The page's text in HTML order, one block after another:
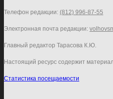
Телефон редакции: (812) 996-87-55
Электронная почта редакции:
Главный редактор Тарасова К.Ю.
Настоящий ресурс содержит
Статистика посещаемости